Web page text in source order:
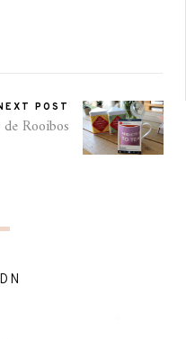
POST
Rooibos